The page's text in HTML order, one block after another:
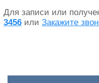
Для записи или
3456 или Закажите